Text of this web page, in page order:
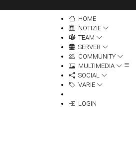
HOME
NOTIZIE
TEAM
SERVER
COMMUNITY
MULTIMEDIA
SOCIAL
VARIE
LOGIN